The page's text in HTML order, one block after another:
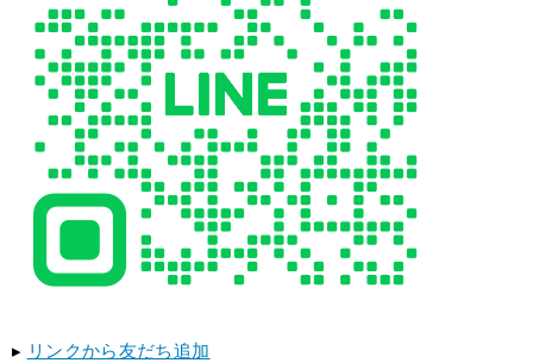
▸ リンクから友だち追加